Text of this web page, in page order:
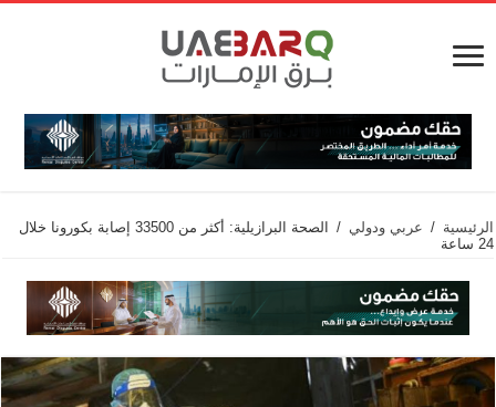
الرئيسية / عربي ودولي /
الصحة البرازيلية: أكثر من 33500 إصابة بكورونا خلال
24 ساعة